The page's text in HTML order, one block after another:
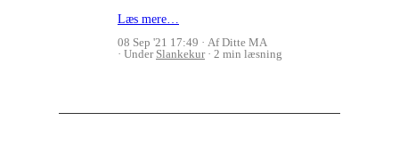
Læs mere…
08 Sep '21 17:49
Af Ditte MA
Under Slankekur 2 min læsning